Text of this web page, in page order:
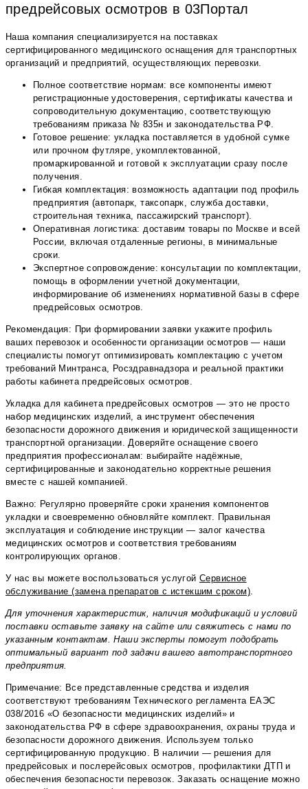
предрейсовых осмотров в 03Портал
Наша компания специализируется на поставках
сертифицированного медицинского оснащения для транспортных
организаций и предприятий, осуществляющих перевозки.
Полное соответствие нормам: все компоненты имеют
регистрационные удостоверения, сертификаты качества и
сопроводительную документацию, соответствующую
требованиям приказа № 835н и законодательства РФ.
Готовое решение: укладка поставляется в удобной сумке
или прочном футляре, укомплектованной,
промаркированной и готовой к эксплуатации сразу после
получения.
Гибкая комплектация: возможность адаптации под профиль
предприятия (автопарк, таксопарк, служба доставки,
строительная техника, пассажирский транспорт).
Оперативная логистика: доставим товары по Москве и всей
России, включая отдаленные регионы, в минимальные
сроки.
Экспертное сопровождение: консультации по комплектации,
помощь в оформлении учетной документации,
информирование об изменениях нормативной базы в сфере
предрейсовых осмотров.
Рекомендация: При формировании заявки укажите профиль
ваших перевозок и особенности организации осмотров — наши
специалисты помогут оптимизировать комплектацию с учетом
требований Минтранса, Росздравнадзора и реальной практики
работы кабинета предрейсовых осмотров.
Укладка для кабинета предрейсовых осмотров — это не просто
набор медицинских изделий, а инструмент обеспечения
безопасности дорожного движения и юридической защищенности
транспортной организации. Доверяйте оснащение своего
предприятия профессионалам: выбирайте надёжные,
сертифицированные и законодательно корректные решения
вместе с нашей компанией.
Важно: Регулярно проверяйте сроки хранения компонентов
укладки и своевременно обновляйте комплект. Правильная
эксплуатация и соблюдение инструкции — залог качества
медицинских осмотров и соответствия требованиям
контролирующих органов.
У нас вы можете воспользоваться услугой Сервисное
обслуживание (замена препаратов с истекшим сроком)
Для уточнения характеристик, наличия модификаций и условий
поставки оставьте заявку на сайте или свяжитесь с нами по
указанным контактам. Наши эксперты помогут подобрать
оптимальный вариант под задачи вашего автотранспортного
предприятия.
Примечание: Все представленные средства и изделия
соответствуют требованиям Технического регламента ЕАЭС
038/2016 «О безопасности медицинских изделий» и
законодательства РФ в сфере здравоохранения, охраны труда и
безопасности дорожного движения. Используем только
сертифицированную продукцию. В наличии — решения для
предрейсовых и послерейсовых осмотров, профилактики ДТП и
обеспечения безопасности перевозок. Заказать оснащение можно